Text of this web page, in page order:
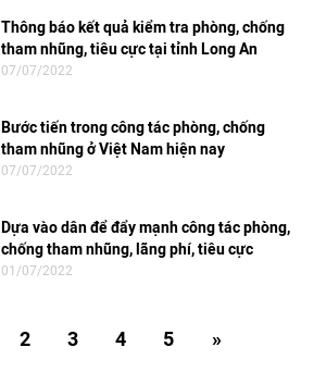
Thông báo kết quả kiểm tra phòng, chống
tham nhũng, tiêu cực tại tỉnh Long An
07/07/2022
Bước tiến trong công tác phòng, chống
tham nhũng ở Việt Nam hiện nay
07/07/2022
Dựa vào dân để đẩy mạnh công tác phòng,
chống tham nhũng, lãng phí, tiêu cực
01/07/2022
2 3 4 5 »